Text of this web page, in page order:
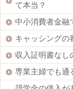
て本当？
中小消費者金融
キャッシングの
収入証明書なし
専業主婦でも通